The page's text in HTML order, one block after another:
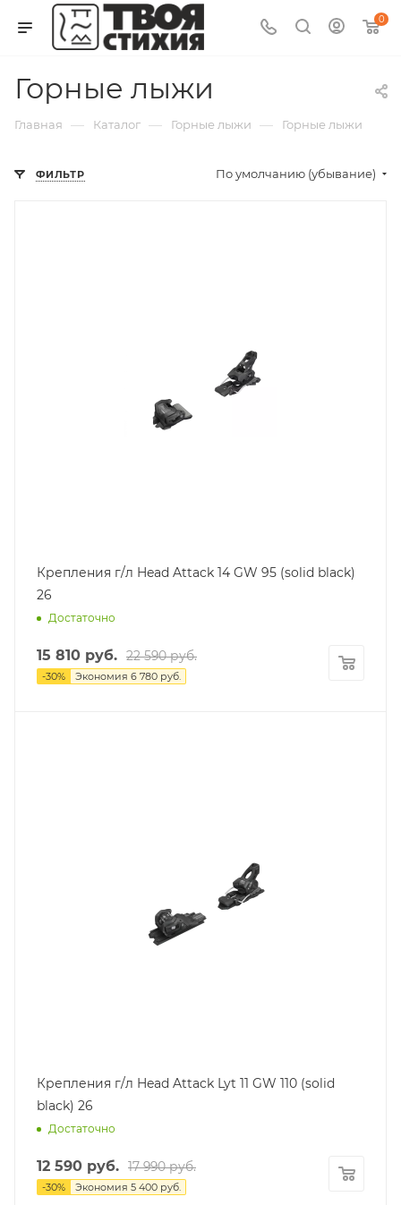
0
Горные лыжи
Главная — Каталог — Горные лыжи — Горные лыжи
ФИЛЬТР По умолчанию (убывание)
Крепления г/л Head Attack 14 GW 95 (solid black)
26
Достаточно
15 810 руб. 22 590руб.
-30% Экономия 6 780 руб.
Крепления г/л Head Attack Lyt 11 GW 110 (solid
black) 26
Достаточно
12 590 руб. 17 990руб.
-30% Экономия 5 400 руб.